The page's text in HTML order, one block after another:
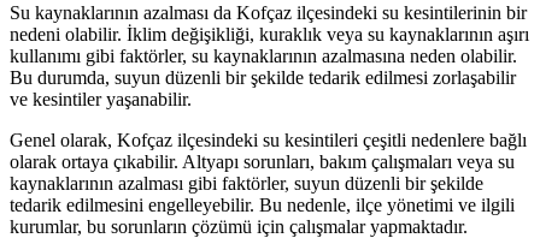
Su kaynaklarının azalması da Kofçaz ilçesindeki su kesintilerinin bir
nedeni olabilir. İklim değişikliği, kuraklık veya su kaynaklarının aşırı
kullanımı gibi faktörler, su kaynaklarının azalmasına neden olabilir.
Bu durumda, suyun düzenli bir şekilde tedarik edilmesi zorlaşabilir
ve kesintiler yaşanabilir.
Genel olarak, Kofçaz ilçesindeki su kesintileri çeşitli nedenlere bağlı
olarak ortaya çıkabilir. Altyapı sorunları, bakım çalışmaları veya su
kaynaklarının azalması gibi faktörler, suyun düzenli bir şekilde
tedarik edilmesini engelleyebilir. Bu nedenle, ilçe yönetimi ve ilgili
kurumlar, bu sorunların çözümü için çalışmalar yapmaktadır.